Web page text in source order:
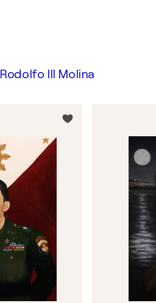
Rodolfo III Molina